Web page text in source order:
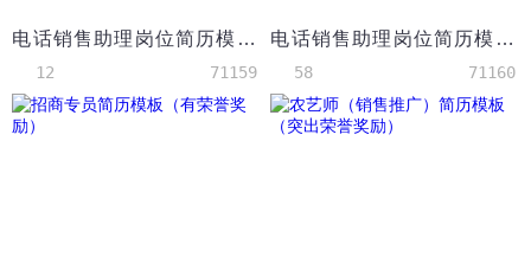
电话销售助理岗位简历模板（有自我评价）
12 71159
电话销售助理岗位简历模板（应届生初级岗位）
58 71160